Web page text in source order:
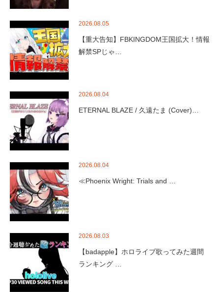
2026.08.05
【重大告知】FBKINGDOM王国拡大！情報
解禁SPじゃ…
2026.08.04
ETERNAL BLAZE / 久遠たま (Cover)…
2026.08.04
≪Phoenix Wright: Trials and …
2026.08.03
【badapple】ホロライブ歌ってみた週間
ランキング …